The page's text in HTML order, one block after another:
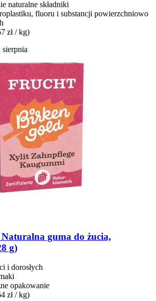
naturalne składniki
fluoru i substancji powierzchniowo
zł / kg)
sierpnia
Naturalna guma do żucia,
g)
i dorosłych
opakowanie
zł / kg)